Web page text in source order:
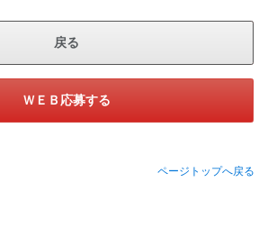
戻る
ＷＥＢ応募する
ページトップへ戻る